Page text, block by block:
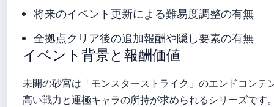
将来のイベント更新による難易度調整の有無
全拠点クリア後の追加報酬や隠し要素の有無
イベント背景と報酬価値
未開の砂宮は「モンスターストライク」のエンドコンテ
高い戦力と運極キャラの所持が求められるシリーズです